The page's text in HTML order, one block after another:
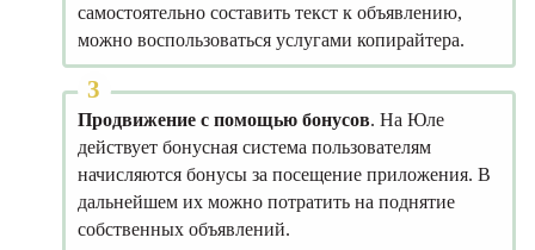
самостоятельно составить текст к объявлению,
можно воспользоваться услугами копирайтера.
Продвижение с помощью бонусов. На Юле
действует бонусная система пользователям
начисляются бонусы за посещение приложения. В
дальнейшем их можно потратить на поднятие
собственных объявлений.